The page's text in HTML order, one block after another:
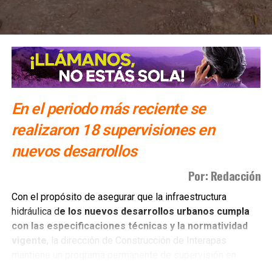
En el periodo más reciente se
realizaron 18 supervisiones en
nuevos desarrollos
Por: Redacción
Con el propósito de asegurar que la infraestructura
hidráulica de los nuevos desarrollos urbanos cumpla
con las especificaciones técnicas y la normatividad
vigente
, la dirección de Construcción de Interapas